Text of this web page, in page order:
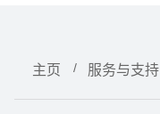
主页 服务与支持